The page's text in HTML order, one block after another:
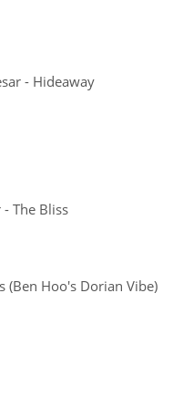
- Hideaway
The Bliss
(Ben Hoo's Dorian Vibe)